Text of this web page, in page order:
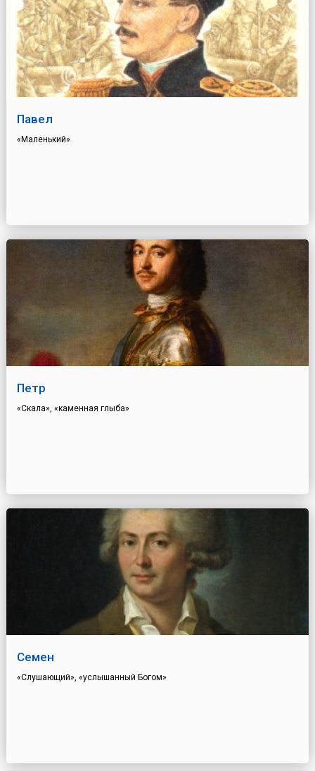
Павел
«Маленький»
Петр
«Скала», «каменная глыба»
Семен
«Слушающий», «услышанный Богом»